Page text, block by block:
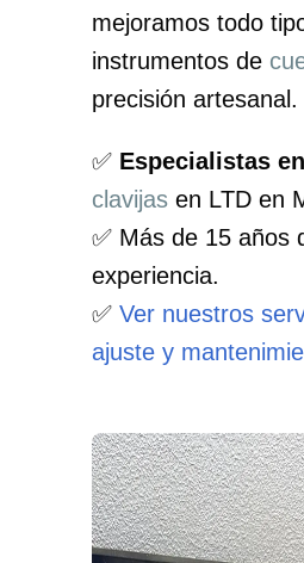
mejoramos todo
instrumentos de
precisión artesanal.
✅ Especialistas en
clavijasen LTD en
✅ Más de 15 años
experiencia.
✅ Ver nuestros
ajuste y